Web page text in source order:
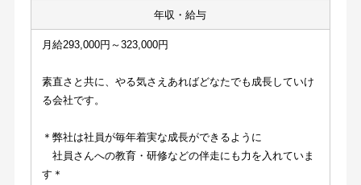
年収・給与
月給293,000円～323,000円
素直さと共に、やる気さえあればどなたでも成長していけ
る会社です。
＊弊社は社員が毎年着実な成長ができるように
社員さんへの教育・研修などの伴走にも力を入れていま
す＊